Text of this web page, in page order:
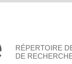
RÉPERTOIRE
DE